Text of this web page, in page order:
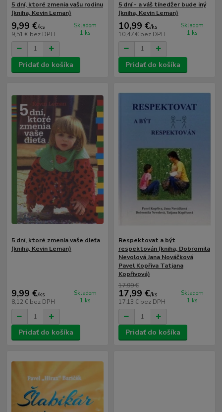
5 dní, ktoré zmenia vašu rodinu
(kniha, Kevin Leman)
9,99 €/ks
9,51 € bez DPH
Skladom
1 ks
Pridať do košíka
5 dní - a váš tínedžer bude iný
(kniha, Kevin Leman)
10,99 €/ks
10,47 € bez DPH
Skladom
1 ks
Pridať do košíka
5 dní, ktoré zmenia vaše dieťa
(kniha, Kevin Leman)
9,99 €/ks
8,12 € bez DPH
Skladom
1 ks
Pridať do košíka
Respektovat a být
respektován (kniha, Dobromila
Nevolová Jana Nováčková
Pavel Kopřiva Tatjana
Kopřivová)
17,99 €
17,99 €/ks
17,13 € bez DPH
Skladom
1 ks
Pridať do košíka